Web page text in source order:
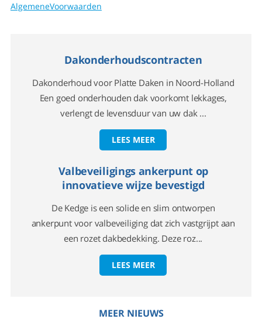
AlgemeneVoorwaarden
Dakonderhoudscontracten
Dakonderhoud voor Platte Daken in Noord-Holland
Een goed onderhouden dak voorkomt lekkages,
verlengt de levensduur van uw dak ...
LEES MEER
Valbeveiligings ankerpunt op
innovatieve wijze bevestigd
De Kedge is een solide en slim ontworpen
ankerpunt voor valbeveiliging dat zich vastgrijpt aan
een rozet dakbedekking. Deze roz...
LEES MEER
MEER NIEUWS